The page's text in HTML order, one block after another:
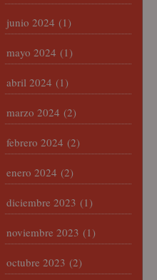
junio 2024 (1)
mayo 2024 (1)
abril 2024 (1)
marzo 2024 (2)
febrero 2024 (2)
enero 2024 (2)
diciembre 2023 (1)
noviembre 2023 (1)
octubre 2023 (2)